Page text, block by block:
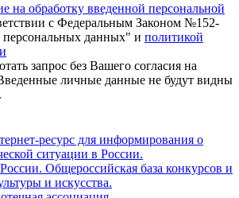
на обработку введенной персональной
с Федеральным Законом №152-
данных" и политикой
запрос без Вашего согласия на
личные данные не будут видны